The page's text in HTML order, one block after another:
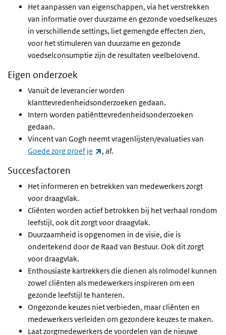
Het aanpassen van eigenschappen, via het verstrekken
van informatie over duurzame en gezonde voedselkeuzes
in verschillende settings, liet gemengde effecten zien,
voor het stimuleren van duurzame en gezonde
voedselconsumptie zijn de resultaten veelbelovend.
Eigen onderzoek
Vanuit de leverancier worden
klanttevredenheidsonderzoeken gedaan.
Intern worden patiënttevredenheidsonderzoeken
gedaan.
Vincent van Gogh neemt vragenlijsten/evaluaties van
Goede zorg proef je
(externe link)
, af.
Succesfactoren
Het informeren en betrekken van medewerkers zorgt
voor draagvlak.
Cliënten worden actief betrokken bij het verhaal rondom
leefstijl, ook dit zorgt voor draagvlak.
Duurzaamheid is opgenomen in de visie, die is
ondertekend door de Raad van Bestuur. Ook dit zorgt
voor draagvlak.
Enthousiaste kartrekkers die dienen als rolmodel kunnen
zowel cliënten als medewerkers inspireren om een
gezonde leefstijl te hanteren.
Ongezonde keuzes niet verbieden, maar cliënten en
medewerkers verleiden om gezondere keuzes te maken.
Laat zorgmedewerkers de voordelen van de nieuwe